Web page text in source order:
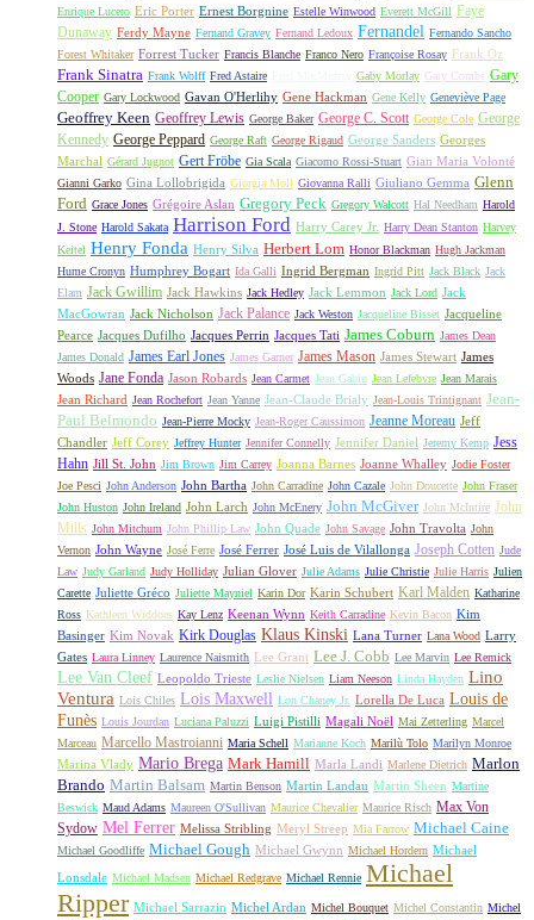
Enrique Lucero Eric Porter Ernest Borgnine Estelle Winwood Everett McGill Faye
Dunaway Ferdy Mayne Fernand Gravey Fernand Ledoux Fernandel Fernando Sancho
Forest Whitaker Forrest Tucker Francis Blanche Franco Nero Françoise Rosay Frank Oz
Frank Sinatra Frank Wolff Fred Astaire Gaby Morlay Gary Combs Gary
Cooper Gary Lockwood Gavan O'Herlihy Gene Hackman Gene Kelly Geneviève Page
Geoffrey Keen Geoffrey Lewis George Baker George C. Scott George Cole George
Kennedy George Peppard George Raft George Rigaud George Sanders Georges
Marchal Gérard Jugnot Gert Fröbe Gia Scala Giacomo Rossi-Stuart Gian Maria Volonté
Gianni Garko Gina Lollobrigida Giorgia Moll Giovanna Ralli Giuliano Gemma Glenn
Ford Grace Jones Grégoire Aslan Gregory Peck Gregory Walcott Hal Needham Harold
J. Stone Harold Sakata Harrison Ford Harry Carey Jr. Harry Dean Stanton Harvey
Keitel Henry Fonda Henry Silva Herbert Lom Honor Blackman Hugh Jackman
Hume Cronyn Humphrey Bogart Ida Galli Ingrid Bergman Ingrid Pitt Jack Black Jack
Elam Jack Gwillim Jack Hawkins Jack Hedley Jack Lemmon Jack Lord Jack
MacGowran Jack Nicholson Jack Palance Jack Weston Jacqueline Bisset Jacqueline
Pearce Jacques Dufilho Jacques Perrin Jacques Tati James Coburn James Dean
James Donald James Earl Jones James Garner James Mason James Stewart James
Woods Jane Fonda Jason Robards Jean Carmet Jean Gabin Jean Lefebvre Jean Marais
Jean Richard Jean Rochefort Jean Yanne Jean-Claude Brialy Jean-Louis Trintignant Jean-
Paul Belmondo Jean-Pierre Mocky Jean-Roger Caussimon Jeanne Moreau Jeff
Chandler Jeff Corey Jeffrey Hunter Jennifer Connelly Jennifer Daniel Jeremy Kemp Jess
Hahn Jill St. John Jim Brown Jim Carrey Joanna Barnes Joanne Whalley Jodie Foster
Joe Pesci John Anderson John Bartha John Carradine John Cazale John Doucette John Fraser
John Huston John Ireland John Larch John McEnery John McGiver John McIntire John
Mills John Mitchum John Phillip Law John Quade John Savage John Travolta John
Vernon John Wayne José Ferre José Ferrer José Luis de Vilallonga Joseph Cotten Jude
Law Judy Garland Judy Holliday Julian Glover Julie Adams Julie Christie Julie Harris Julien
Carette Juliette Gréco Juliette Mayniel Karin Dor Karin Schubert Karl Malden Katharine
Ross Kathleen Widdoes Kay Lenz Keenan Wynn Keith Carradine Kevin Bacon Kim
Basinger Kim Novak Kirk Douglas Klaus Kinski Lana Turner Lana Wood Larry
Gates Laura Linney Laurence Naismith Lee Grant Lee J. Cobb Lee Marvin Lee Remick
Lee Van Cleef Leopoldo Trieste Leslie Nielsen Liam Neeson Linda Hayden Lino
Ventura Lois Chiles Lois Maxwell Lon Chaney Jr. Lorella De Luca Louis de
Funès Louis Jourdan Luciana Paluzzi Luigi Pistilli Magali Noël Mai Zetterling Marcel
Marceau Marcello Mastroianni Maria Schell Marianne Koch Marilù Tolo Marilyn Monroe
Marina Vlady Mario Brega Mark Hamill Marla Landi Marlene Dietrich Marlon
Brando Martin Balsam Martin Benson Martin Landau Martin Sheen Martine
Beswick Maud Adams Maureen O'Sullivan Maurice Chevalier Maurice Risch Max Von
Sydow Mel Ferrer Melissa Stribling Meryl Streep Mia Farrow Michael Caine
Michael Goodliffe Michael Gough Michael Gwynn Michael Hordern Michael
Lonsdale Michael Madsen Michael Redgrave Michael Rennie Michael
Ripper Michael Sarrazin Michel Ardan Michel Bouquet Michel Constantin Michel